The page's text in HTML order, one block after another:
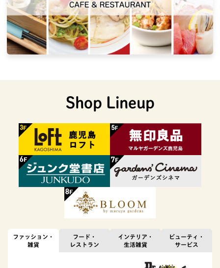
Shop Lineup
ファッション・
雑貨
フード・
レストラン
インテリア・
生活雑貨
ビューティ・
サービス